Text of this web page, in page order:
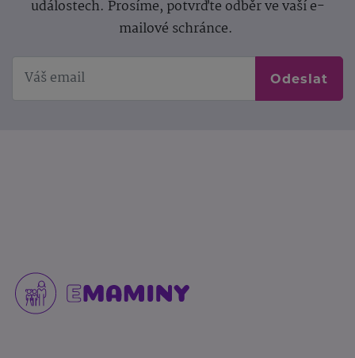
událostech. Prosíme, potvrďte odběr ve vaší e-
mailové schránce.
Odeslat